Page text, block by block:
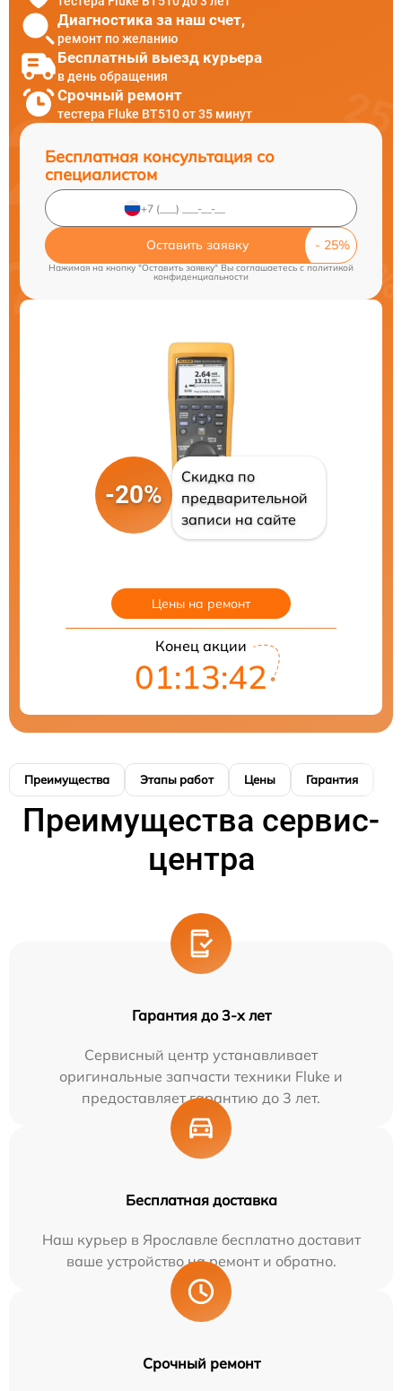
Диагностика за наш счет,
ремонт по желанию
Бесплатный выезд курьера
в день обращения
Срочный ремонт
тестера Fluke BT510 от 35 минут
Бесплатная консультация со
специалистом
Оставить заявку
Нажимая на кнопку "Оставить заявку" Вы соглашаетесь cполитикой
конфиденциальности
-20%
Скидка по
предварительной
записи на сайте
Цены на ремонт
Конец акции
01:13:41
Преимущества Этапы работ Цены Гарантия
Преимущества сервис-
центра
Гарантия до 3-х лет
Сервисный центр устанавливает
оригинальные запчасти техники Fluke и
предоставляет гарантию до 3 лет.
Бесплатная доставка
Наш курьер в Ярославле бесплатно доставит
ваше устройство на ремонт и обратно.
Срочный ремонт